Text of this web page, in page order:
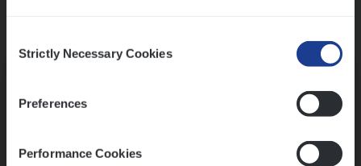
Selection
Strictly Necessary Cookies
Preferences
Performance Cookies